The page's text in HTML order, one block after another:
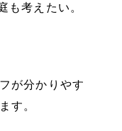
も考えたい。
が分かりやす
す。